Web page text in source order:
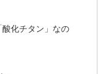
化チタン」なの